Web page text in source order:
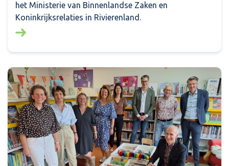
het Ministerie van Binnenlandse Zaken en
Koninkrijksrelaties in Rivierenland.
Lees meer over: Minister Pieter Heerma (BZK)